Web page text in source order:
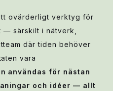
ovärderligt verktyg för
— särskilt i nätverk,
där tiden behöver
vara
användas för nästan
och idéer — allt